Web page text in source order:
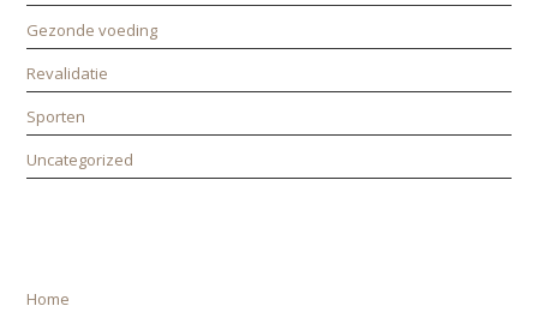
Gezonde voeding
Revalidatie
Sporten
Uncategorized
Home